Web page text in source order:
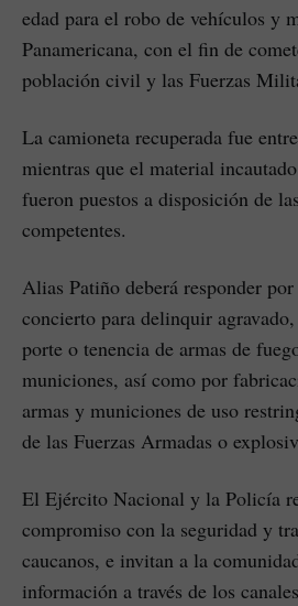
edad para el robo de vehículos y
Panamericana, con el fin de
población civil y las Fuerzas
La camioneta recuperada fue
mientras que el material
fueron puestos a disposición de
competentes.
Alias Patiño deberá responder
concierto para delinquir
porte o tenencia de armas de
municiones, así como por
armas y municiones de uso
de las Fuerzas Armadas o
El Ejército Nacional y la Policía
compromiso con la seguridad y
caucanos, e invitan a la
información a través de los